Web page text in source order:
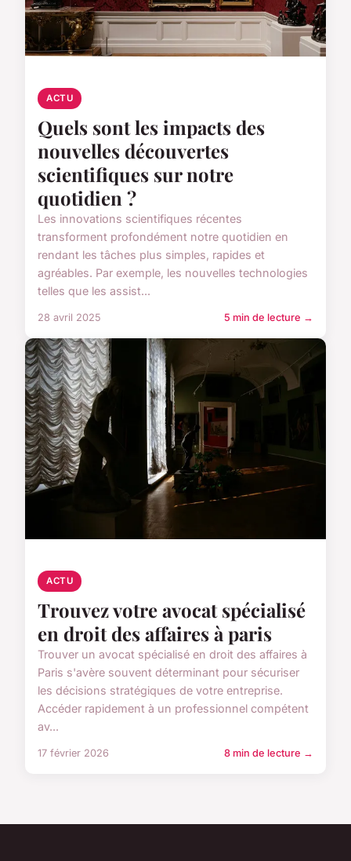
ACTU
Quels sont les impacts des
nouvelles découvertes
scientifiques sur notre
quotidien ?
Les innovations scientifiques récentes
transforment profondément notre quotidien en
rendant les tâches plus simples, rapides et
agréables. Par exemple, les nouvelles technologies
telles que les assist...
28 avril 2025 5 min de lecture →
ACTU
Trouvez votre avocat spécialisé
en droit des affaires à paris
Trouver un avocat spécialisé en droit des affaires à
Paris s'avère souvent déterminant pour sécuriser
les décisions stratégiques de votre entreprise.
Accéder rapidement à un professionnel compétent
av...
17 février 2026 8 min de lecture →